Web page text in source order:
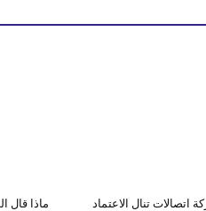
اتصالات تنال الاعتماد
ماذا قال